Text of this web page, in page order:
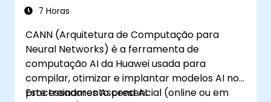
7 Horas
CANN (Arquitetura de Computação para
Neural Networks) é a ferramenta de
computação AI da Huawei usada para
compilar, otimizar e implantar modelos AI nos
processadores Ascend AI.
Este treinamento presencial (online ou em